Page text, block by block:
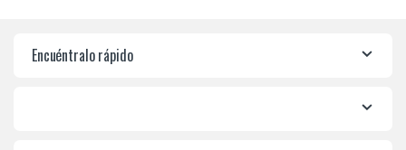
Encuéntralo rápido